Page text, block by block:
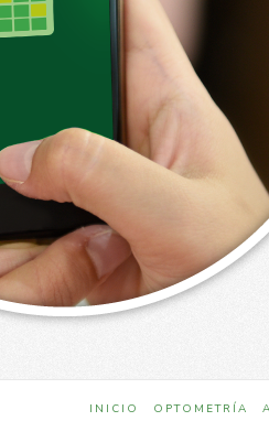
INICIO OPTOMETRÍA